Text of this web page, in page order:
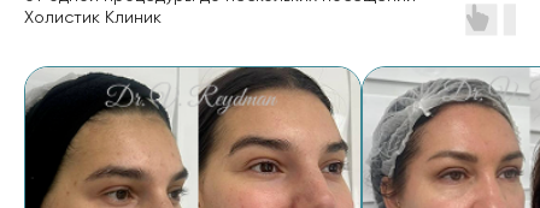
Холистик Клиник